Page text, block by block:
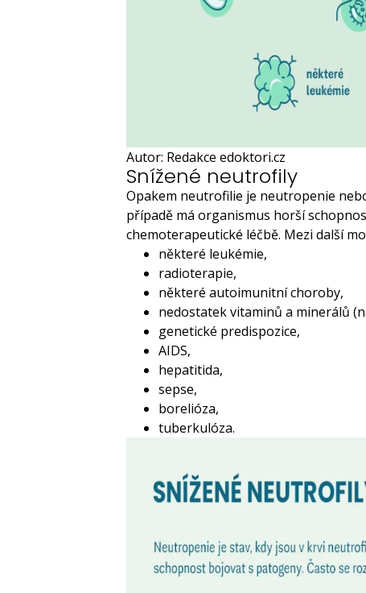
Autor: Redakce edoktori.cz
Snížené neutrofily
Opakem neutrofilie je neutropenie
případě má organismus horší
chemoterapeutické léčbě. Mezi další
některé leukémie,
radioterapie,
některé autoimunitní choroby,
nedostatek vitaminů a minerálů
genetické predispozice,
AIDS,
hepatitida,
sepse,
borelióza,
tuberkulóza.